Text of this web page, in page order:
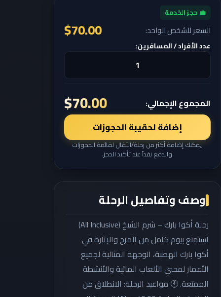
💼 حجز الخدمة
السعر للشخص الواحد: $70.00
عدد الأفراد / المسافرين:
المجموع الإجمالي: $70.00
إضافة لحقيبة الحجوزات
يمكنك إضافة أكثر من رحلة/انتقال لقائمة الحجوزات
والدفع نقداً عند تأكيد الحجز.
وصف وتفاصيل الرحلة
رحلة أكوا بارك – شرم الشيخ (All Inclusive)
استمتع بيوم كامل من المرح والإثارة في
أكوا بارك الهضبة، الوجهة المثالية لجميع
الأعمار لمحبي الألعاب المائية والأنشطة
الممتعة. 🕙 مواعيد الرحلة: الانطلاق من